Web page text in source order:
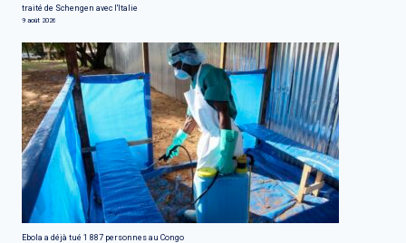
traité de Schengen avec l'Italie
9 août 2026
Ebola a déjà tué 1 887 personnes au Congo